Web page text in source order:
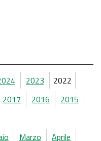
2023
2022
2017 2016
2015
Marzo
Aprile